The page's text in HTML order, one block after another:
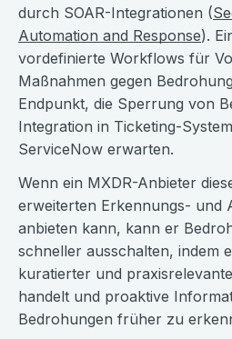
durch SOAR-Integrationen (
Automation and Response).
vordefinierte Workflows für
Maßnahmen gegen
Endpunkt, die Sperrung von
Integration in Ticketing-
ServiceNow erwarten.
Wenn ein MXDR-Anbieter
erweiterten Erkennungs- und
anbieten kann, kann er
schneller ausschalten, indem
kuratierter und
handelt und proaktive
Bedrohungen früher zu